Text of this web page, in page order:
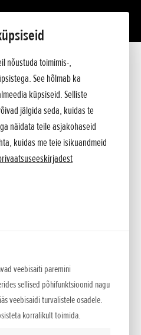
nõustuda toimimis-,
See hõlmab ka
küpsiseid. Selliste
jälgida seda, kuidas te
näidata teile asjakohaseid
kuidas me teie isikuandmeid
in a new tab
veebisaiti paremini
sellised põhifunktsioonid nagu
veebisaidi turvalistele osadele.
korralikult toimida.
38.
– „Trial’i
Legendaarne HRC
hooaja finaaletapil oma
tõstes oma FIM
uskumatule 38-le – 19